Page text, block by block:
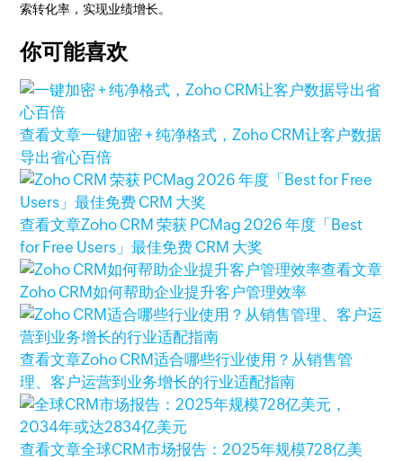
索转化率，实现业绩增长。
你可能喜欢
查看文章一键加密 + 纯净格式，Zoho CRM让客户数据
导出省心百倍
查看文章Zoho CRM 荣获 PCMag 2026 年度「Best
for Free Users」最佳免费 CRM 大奖
查看文章
Zoho CRM如何帮助企业提升客户管理效率
查看文章Zoho CRM适合哪些行业使用？从销售管
理、客户运营到业务增长的行业适配指南
查看文章全球CRM市场报告：2025年规模728亿美